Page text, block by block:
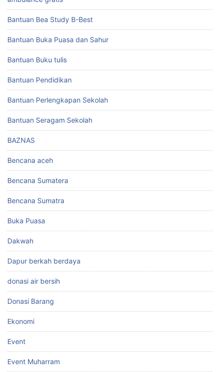
Bantuan Bea Study B-Best
Bantuan Buka Puasa dan Sahur
Bantuan Buku tulis
Bantuan Pendidikan
Bantuan Perlengkapan Sekolah
Bantuan Seragam Sekolah
BAZNAS
Bencana aceh
Bencana Sumatera
Bencana Sumatra
Buka Puasa
Dakwah
Dapur berkah berdaya
donasi air bersih
Donasi Barang
Ekonomi
Event
Event Muharram